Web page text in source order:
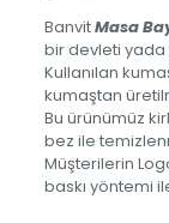
BanvitMasa
bir devleti
Kullanılan
kumaştan
Bu ürünümüz
bez ile
Müşterilerin
baskı yöntemi